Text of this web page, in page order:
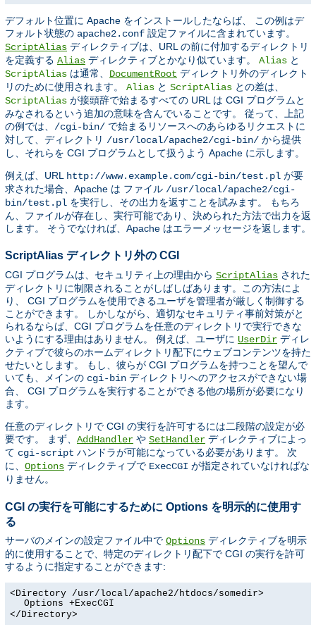
デフォルト位置に Apache をインストールしたならば、 この例はデ
フォルト状態の apache2.conf 設定ファイルに含まれています。
ScriptAlias ディレクティブは、URL の前に付加するディレクトリ
を定義する Alias ディレクティブとかなり似ています。 Alias と
ScriptAlias は通常、 DocumentRoot ディレクトリ外のディレクト
リのために使用されます。 Alias と ScriptAlias との差は、
ScriptAlias が接頭辞で始まるすべての URL は CGI プログラムと
みなされるという追加の意味を含んでいることです。 従って、上記
の例では、 /cgi-bin/ で始まるリソースへのあらゆるリクエストに
対して、ディレクトリ /usr/local/apache2/cgi-bin/ から提供
し、それらを CGI プログラムとして扱うよう Apache に示します。
例えば、URL http://www.example.com/cgi-bin/test.pl が要
求された場合、Apache は ファイル /usr/local/apache2/cgi-
bin/test.pl を実行し、その出力を返すことを試みます。 もちろ
ん、ファイルが存在し、実行可能であり、決められた方法で出力を返
します。 そうでなければ、Apache はエラーメッセージを返します。
ScriptAlias ディレクトリ外の CGI
CGI プログラムは、セキュリティ上の理由から ScriptAlias された
ディレクトリに制限されることがしばしばあります。この方法によ
り、 CGI プログラムを使用できるユーザを管理者が厳しく制御する
ことができます。 しかしながら、適切なセキュリティ事前対策がと
られるならば、CGI プログラムを任意のディレクトリで実行できな
いようにする理由はありません。 例えば、ユーザに UserDir ディレ
クティブで彼らのホームディレクトリ配下にウェブコンテンツを持た
せたいとします。 もし、彼らが CGI プログラムを持つことを望んで
いても、メインの cgi-bin ディレクトリへのアクセスができない場
合、 CGI プログラムを実行することができる他の場所が必要になり
ます。
任意のディレクトリで CGI の実行を許可するには二段階の設定が必
要です。 まず、 AddHandler や SetHandler ディレクティブによっ
て cgi-script ハンドラが可能になっている必要があります。 次
に、 Options ディレクティブで ExecCGI が指定されていなければな
りません。
CGI の実行を可能にするために Options を明示的に使用す
る
サーバのメインの設定ファイル中で Options ディレクティブを明示
的に使用することで、特定のディレクトリ配下で CGI の実行を許可
するように指定することができます:
<Directory /usr/local/apache2/htdocs/somedir>
Options +ExecCGI
</Directory>